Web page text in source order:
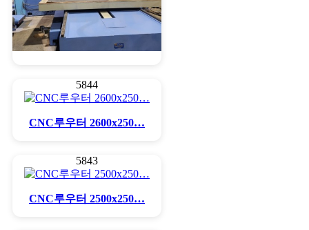
5844
CNC루우터 2600x250…
5843
CNC루우터 2500x250…